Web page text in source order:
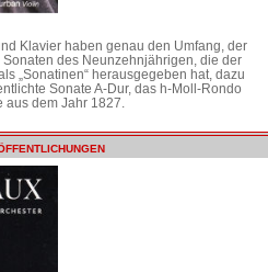
Klavier haben genau den Umfang, der
des Neunzehnjährigen, die der
„Sonatinen“ herausgegeben hat, dazu
Sonate A-Dur, das h-Moll-Rondo
dem Jahr 1827.